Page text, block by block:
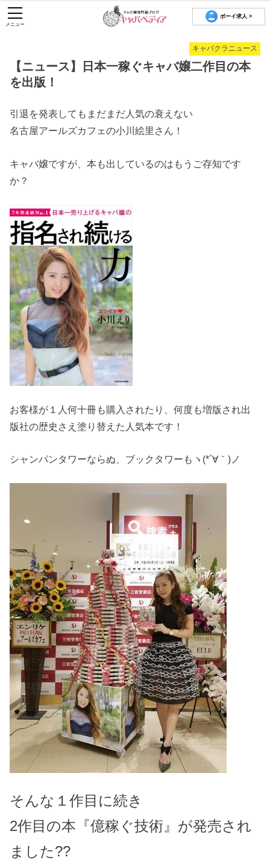
ボーイ求人 >
メニュー
キャバクラニュース
【ニュース】日本一稼ぐキャバ嬢二作目の本
を出版！
引退を発表してもまだまだ人気の衰えない
名古屋アールズカフェの小川絵里さん！
キャバ嬢ですが、本も出しているのはもうご存知です
か？
お客様が１人何十冊も購入されたり、何度も増版され出
版社の歴史さえ塗り替えた人気本です！
シャンパンタワーならぬ、ブックタワーもヽ(*´∀｀)ノ
そんな１作目に続き
2作目の本 『億稼ぐ技術』が発売され
ました??